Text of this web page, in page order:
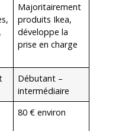
Majoritairement
produits Ikea,
développe la
prise en charge
Débutant –
intermédiaire
80 € environ